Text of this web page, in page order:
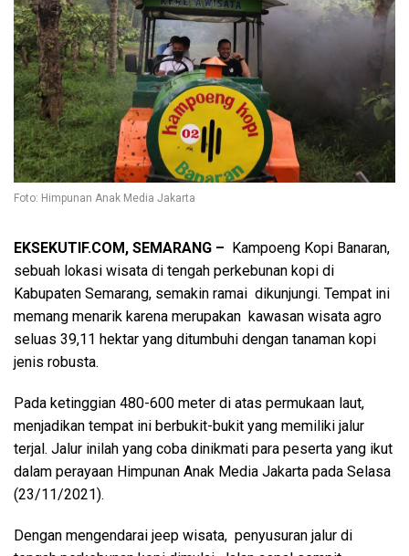
Foto: Himpunan Anak Media Jakarta
EKSEKUTIF.COM, SEMARANG – Kampoeng Kopi Banaran,
sebuah lokasi wisata di tengah perkebunan kopi di
Kabupaten Semarang, semakin ramai dikunjungi. Tempat ini
memang menarik karena merupakan kawasan wisata agro
seluas 39,11 hektar yang ditumbuhi dengan tanaman kopi
jenis robusta.
Pada ketinggian 480-600 meter di atas permukaan laut,
menjadikan tempat ini berbukit-bukit yang memiliki jalur
terjal. Jalur inilah yang coba dinikmati para peserta yang ikut
dalam perayaan Himpunan Anak Media Jakarta pada Selasa
(23/11/2021).
Dengan mengendarai jeep wisata, penyusuran jalur di